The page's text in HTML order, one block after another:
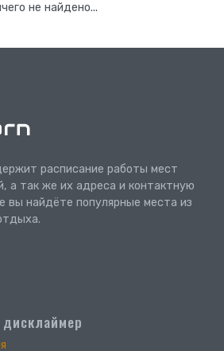
не найдено...
расписание работы мест
а так же их адреса и контактную
вы найдёте популярные места из